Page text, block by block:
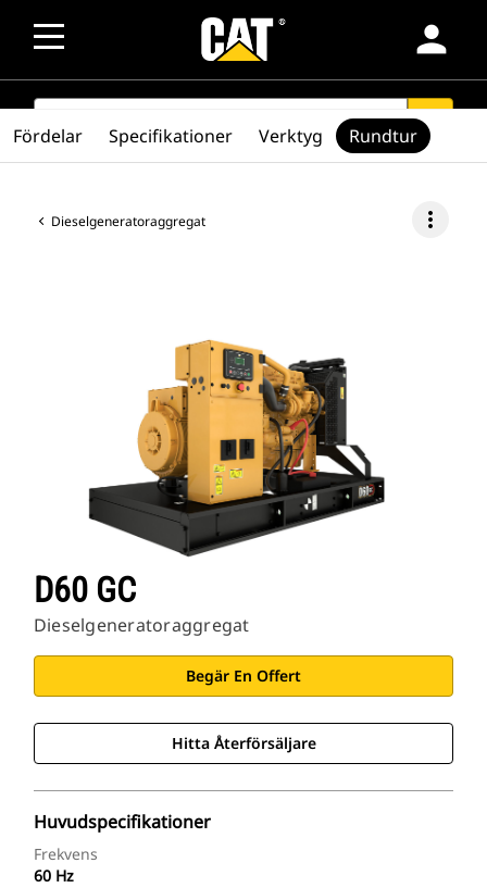
person
SEARCH search
Dieselgeneratoraggregat more_vert
D60 GC
Dieselgeneratoraggregat
Begär En Offert
Hitta Återförsäljare
Huvudspecifikationer
Frekvens
60 Hz
Fördelar Specifikationer Verktyg Rundtur